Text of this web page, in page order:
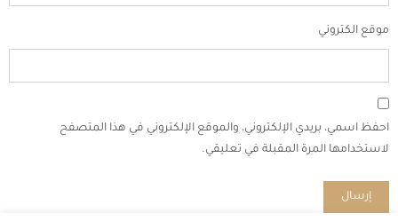
موقع الكتروني
احفظ اسمي، بريدي الإلكتروني، والموقع الإلكتروني في هذا المتصفح
لاستخدامها المرة المقبلة في تعليقي.